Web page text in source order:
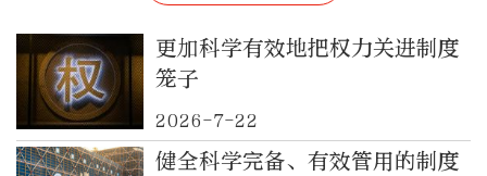
更加科学有效地把权力关进制度
笼子
2026-7-22
健全科学完备、有效管用的制度